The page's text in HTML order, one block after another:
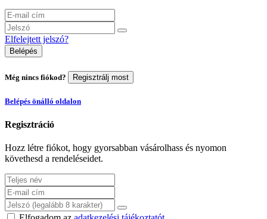
Elfelejtett jelszó?
Belépés
Még nincs fiókod? Regisztrálj most
Belépés önálló oldalon
Regisztráció
Hozz létre fiókot, hogy gyorsabban vásárolhass és nyomon
követhesd a rendeléseidet.